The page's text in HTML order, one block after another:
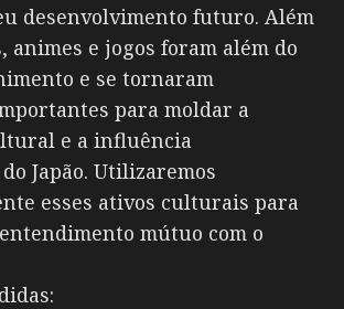
desenvolvimento futuro. Além
animes e jogos foram além do
e se tornaram
para moldar a
e a influência
Japão. Utilizaremos
esses ativos culturais para
mútuo com o